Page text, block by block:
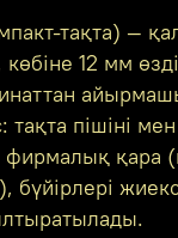
тақта) —
12 мм
тақта пішіні
фирмалық қара
бүйірлері